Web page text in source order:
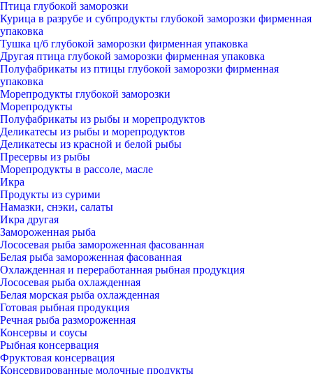
Птица глубокой заморозки
Курица в разрубе и субпродукты глубокой заморозки фирменная
упаковка
Тушка ц/б глубокой заморозки фирменная упаковка
Другая птица глубокой заморозки фирменная упаковка
Полуфабрикаты из птицы глубокой заморозки фирменная
упаковка
Морепродукты глубокой заморозки
Морепродукты
Полуфабрикаты из рыбы и морепродуктов
Деликатесы из рыбы и морепродуктов
Деликатесы из красной и белой рыбы
Пресервы из рыбы
Морепродукты в рассоле, масле
Икра
Продукты из сурими
Намазки, снэки, салаты
Икра другая
Замороженная рыба
Лососевая рыба замороженная фасованная
Белая рыба замороженная фасованная
Охлажденная и переработанная рыбная продукция
Лососевая рыба охлажденная
Белая морская рыба охлажденная
Готовая рыбная продукция
Речная рыба размороженная
Консервы и соусы
Рыбная консервация
Фруктовая консервация
Консервированные молочные продукты